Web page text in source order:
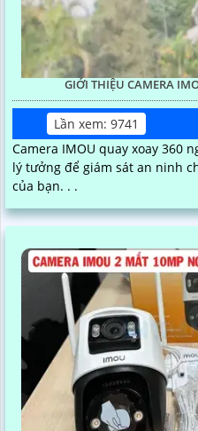
GIỚI THIỆU CAMERA
Lần xem: 9741
Camera IMOU quay xoay 360
lý tưởng để giám sát an ninh
của bạn. . .